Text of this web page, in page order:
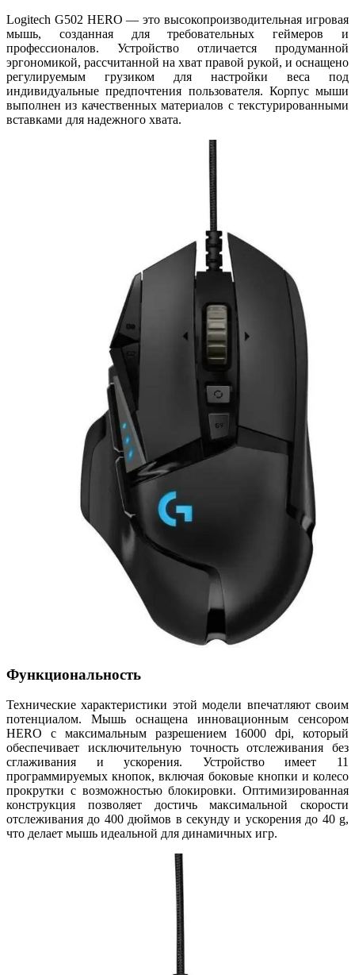
Logitech G502 HERO — это высокопроизводительная игровая
мышь, созданная для требовательных геймеров и
профессионалов. Устройство отличается продуманной
эргономикой, рассчитанной на хват правой рукой, и оснащено
регулируемым грузиком для настройки веса под
индивидуальные предпочтения пользователя. Корпус мыши
выполнен из качественных материалов с текстурированными
вставками для надежного хвата.
Функциональность
Технические характеристики этой модели впечатляют своим
потенциалом. Мышь оснащена инновационным сенсором
HERO с максимальным разрешением 16000 dpi, который
обеспечивает исключительную точность отслеживания без
сглаживания и ускорения. Устройство имеет 11
программируемых кнопок, включая боковые кнопки и колесо
прокрутки с возможностью блокировки. Оптимизированная
конструкция позволяет достичь максимальной скорости
отслеживания до 400 дюймов в секунду и ускорения до 40 g,
что делает мышь идеальной для динамичных игр.